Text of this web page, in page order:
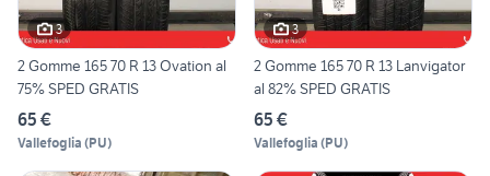
3
2 Gomme 165 70 R 13 Ovation al
75% SPED GRATIS
65 €
Vallefoglia (PU)
3
2 Gomme 165 70 R 13 Lanvigator
al 82% SPED GRATIS
65 €
Vallefoglia (PU)